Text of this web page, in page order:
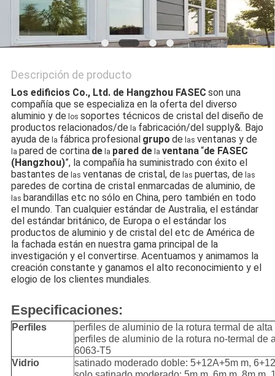
Descripción de producto
Los edificios Co., Ltd. de Hangzhou FASEC son una
compañía que se especializa en la oferta del diverso
aluminio y de los soportes técnicos de cristal del diseño de
productos relacionados/de la fabricación/del supply&. Bajo
ayuda de la fábrica profesional grupo de las ventanas y de
la pared de cortina dela pared dela ventana“de FASEC
(Hangzhou)”, la compañía ha suministrado con éxito el
bastantes de las ventanas de cristal, de las puertas, de las
paredes de cortina de cristal enmarcadas de aluminio, de
las barandillas etc no sólo en China, pero también en todo
el mundo. Tan cualquier estándar de Australia, el estándar
del estándar británico, de Europa o el estándar los
productos de aluminio y de cristal del etc de América de
la fachada están en nuestra gama principal de la
investigación y el convertirse. Acentuamos y animamos la
creación constante y ganamos el alto reconocimiento y el
elogio de los clientes mundiales.
Especificaciones:
Perfiles
perfiles de aluminio de la rotura termal de
perfiles de aluminio de la rotura no-termal de
6063-T5
Vidrio
satinado moderado doble: 5+12A+5m m,